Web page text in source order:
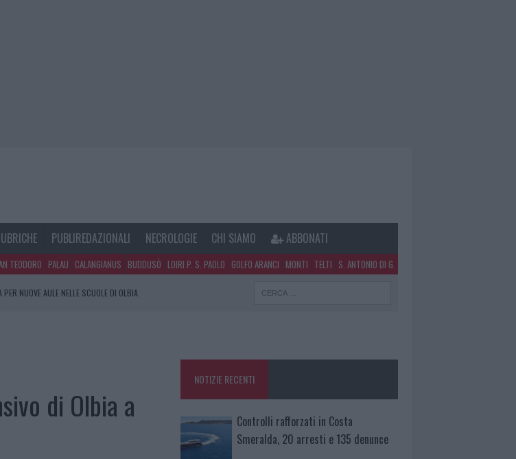
PUBLIREDAZIONALI NECROLOGIE CHI SIAMO ABBONATI
TEODORO PALAU CALANGIANUS BUDDUSÒ LOIRI P. S. PAOLO GOLFO ARANCI MONTI TELTI S. ANTONIO DI G.
NUOVE AULE NELLE SCUOLE DI OLBIA
di Olbia a
NOTIZIE RECENTI
Controlli rafforzati in Costa
Smeralda, 20 arresti e 135 denunce